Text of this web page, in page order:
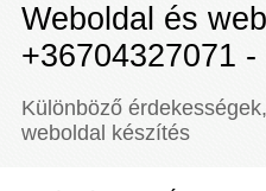
Weboldal és
+36704327071
Különböző
weboldal készítés